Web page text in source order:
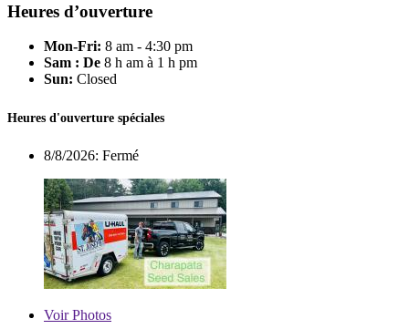
Heures d’ouverture
Mon-Fri: 8 am - 4:30 pm
Sam : De 8 h am à 1 h pm
Sun: Closed
Heures d'ouverture spéciales
8/8/2026: Fermé
VoirPhotos